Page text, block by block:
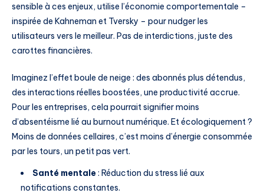
sensible à ces enjeux, utilise l’économie comportementale –
inspirée de Kahneman et Tversky – pour nudger les
utilisateurs vers le meilleur. Pas de interdictions, juste des
carottes financières.
Imaginez l’effet boule de neige : des abonnés plus détendus,
des interactions réelles boostées, une productivité accrue.
Pour les entreprises, cela pourrait signifier moins
d’absentéisme lié au burnout numérique. Et écologiquement ?
Moins de données cellaires, c’est moins d’énergie consommée
par les tours, un petit pas vert.
Santé mentale: Réduction du stress lié aux
notifications constantes.